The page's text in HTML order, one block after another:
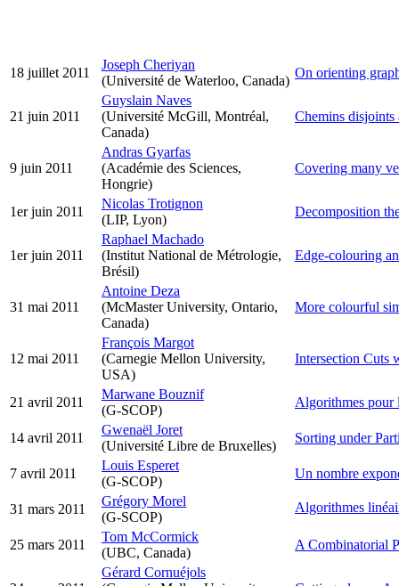
18 juillet 2011
Joseph Cheriyan
(Université de Waterloo, Canada)
On orienting
21 juin 2011
Guyslain Naves
(Université McGill, Montréal,
Canada)
Chemins disjoints
9 juin 2011
Andras Gyarfas
(Académie des Sciences,
Hongrie)
Covering many
1er juin 2011
Nicolas Trotignon
(LIP, Lyon)
Decomposition
1er juin 2011
Raphael Machado
(Institut National de Métrologie,
Brésil)
Edge-colouring
31 mai 2011
Antoine Deza
(McMaster University, Ontario,
Canada)
More colourful
12 mai 2011
François Margot
(Carnegie Mellon University,
USA)
Intersection Cuts
21 avril 2011
Marwane Bouznif
(G-SCOP)
Algorithmes pour
14 avril 2011
Gwenaël Joret
(Université Libre de Bruxelles)
Sorting under
7 avril 2011
Louis Esperet
(G-SCOP)
Un nombre
31 mars 2011
Grégory Morel
(G-SCOP)
Algorithmes
25 mars 2011
Tom McCormick
(UBC, Canada)
A Combinatorial
Gérard Cornuéjols